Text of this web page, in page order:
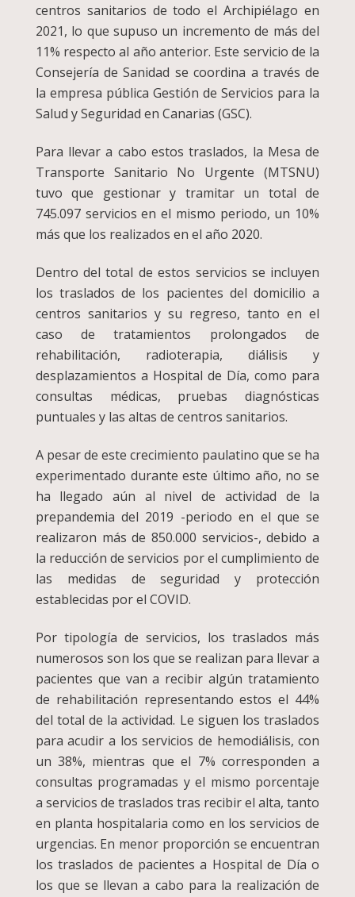
centros sanitarios de todo el Archipiélago en
2021, lo que supuso un incremento de más del
11% respecto al año anterior. Este servicio de la
Consejería de Sanidad se coordina a través de
la empresa pública Gestión de Servicios para la
Salud y Seguridad en Canarias (GSC).
Para llevar a cabo estos traslados, la Mesa de
Transporte Sanitario No Urgente (MTSNU)
tuvo que gestionar y tramitar un total de
745.097 servicios en el mismo periodo, un 10%
más que los realizados en el año 2020.
Dentro del total de estos servicios se incluyen
los traslados de los pacientes del domicilio a
centros sanitarios y su regreso, tanto en el
caso de tratamientos prolongados de
rehabilitación, radioterapia, diálisis y
desplazamientos a Hospital de Día, como para
consultas médicas, pruebas diagnósticas
puntuales y las altas de centros sanitarios.
A pesar de este crecimiento paulatino que se ha
experimentado durante este último año, no se
ha llegado aún al nivel de actividad de la
prepandemia del 2019 -periodo en el que se
realizaron más de 850.000 servicios-, debido a
la reducción de servicios por el cumplimiento de
las medidas de seguridad y protección
establecidas por el COVID.
Por tipología de servicios, los traslados más
numerosos son los que se realizan para llevar a
pacientes que van a recibir algún tratamiento
de rehabilitación representando estos el 44%
del total de la actividad. Le siguen los traslados
para acudir a los servicios de hemodiálisis, con
un 38%, mientras que el 7% corresponden a
consultas programadas y el mismo porcentaje
a servicios de traslados tras recibir el alta, tanto
en planta hospitalaria como en los servicios de
urgencias. En menor proporción se encuentran
los traslados de pacientes a Hospital de Día o
los que se llevan a cabo para la realización de